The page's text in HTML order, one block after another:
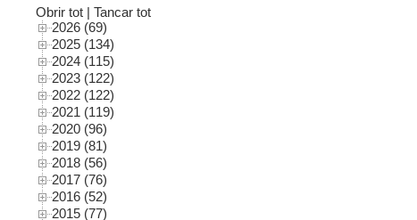
Obrir tot | Tancar tot
2026 (69)
2025 (134)
2024 (115)
2023 (122)
2022 (122)
2021 (119)
2020 (96)
2019 (81)
2018 (56)
2017 (76)
2016 (52)
2015 (77)